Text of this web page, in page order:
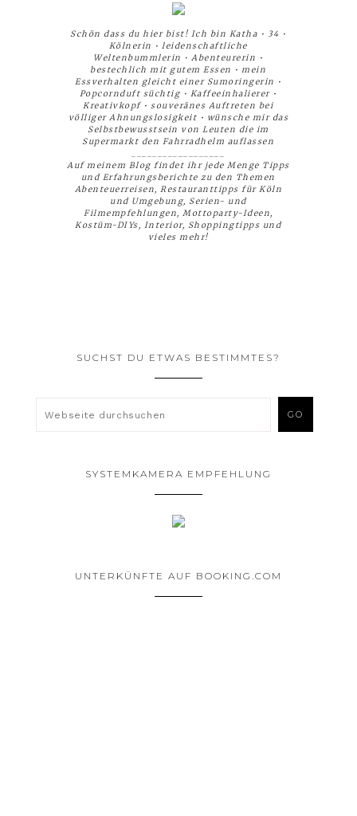
Schön dass du hier bist! Ich bin Katha • 34 •
Kölnerin • leidenschaftliche
Weltenbummlerin • Abenteurerin •
bestechlich mit gutem Essen • mein
Essverhalten gleicht einer Sumoringerin •
Popcornduft süchtig • Kaffeeinhalierer •
Kreativkopf • souveränes Auftreten bei
völliger Ahnungslosigkeit • wünsche mir das
Selbstbewusstsein von Leuten die im
Supermarkt den Fahrradhelm auflassen
Auf meinem Blog findet ihr jede Menge Tipps
und Erfahrungsberichte zu den Themen
Abenteuerreisen, Restauranttipps für Köln
und Umgebung, Serien- und
Filmempfehlungen, Mottoparty-Ideen,
Kostüm-DIYs, Interior, Shoppingtipps und
vieles mehr!
SUCHST DU ETWAS BESTIMMTES?
SYSTEMKAMERA EMPFEHLUNG
UNTERKÜNFTE AUF BOOKING.COM